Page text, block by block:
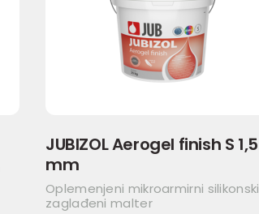
JUBIZOL Aerogel finish S 1,5
mm
Oplemenjeni mikroarmirni silikonski
zaglađeni malter